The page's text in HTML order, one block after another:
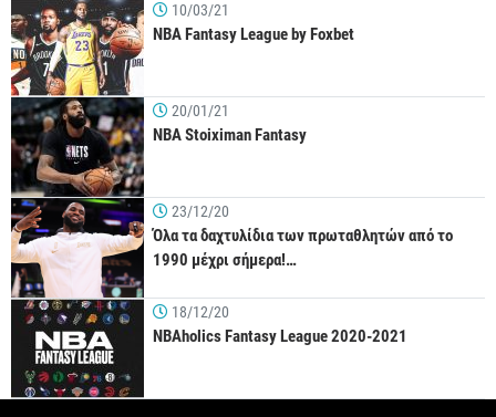
10/03/21
NBA Fantasy League by Foxbet
20/01/21
NBA Stoiximan Fantasy
23/12/20
Όλα τα δαχτυλίδια των πρωταθλητών από το
1990 μέχρι σήμερα!…
18/12/20
NBAholics Fantasy League 2020-2021